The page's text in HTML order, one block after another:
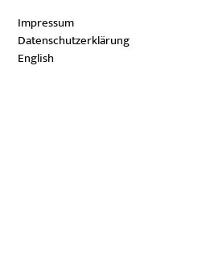
Impressum
Datenschutzerklärung
English